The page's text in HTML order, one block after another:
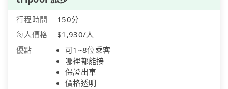
行程時間
150分
每人價格
$1,930/人
優點
可1~8位乘客
哪裡都能接
保證出車
價格透明